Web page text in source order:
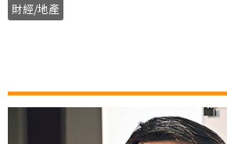
財經/地產